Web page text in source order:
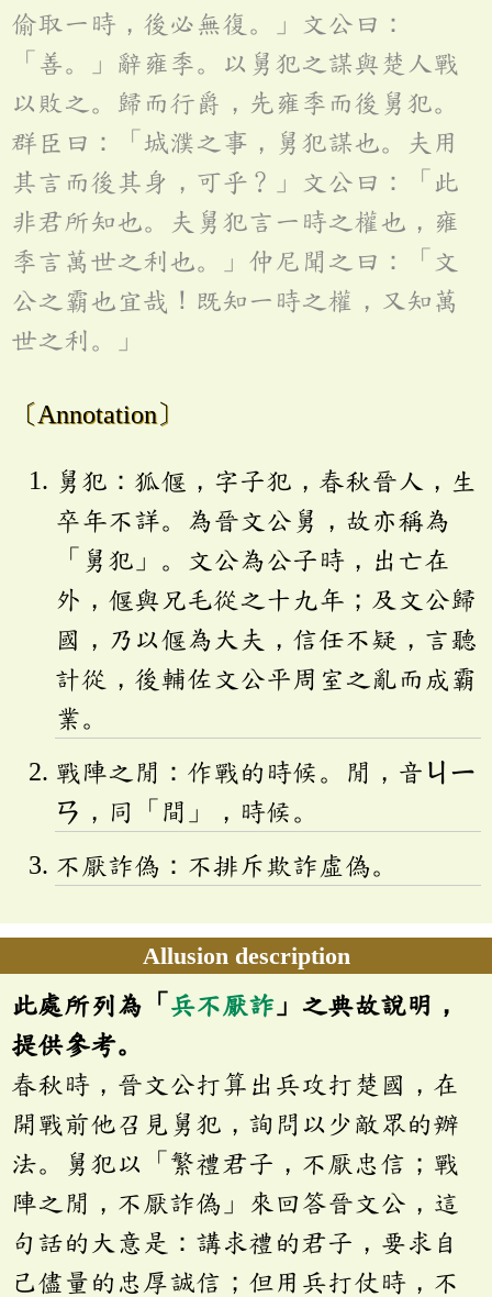
偷取一時，後必無復。」文公曰：
「善。」辭雍季。以舅犯之謀與楚人戰
以敗之。歸而行爵，先雍季而後舅犯。
群臣曰：「城濮之事，舅犯謀也。夫用
其言而後其身，可乎﹖」文公曰：「此
非君所知也。夫舅犯言一時之權也，雍
季言萬世之利也。」仲尼聞之曰：「文
公之霸也宜哉！既知一時之權，又知萬
世之利。」
〔Annotation〕
舅犯：狐偃，字子犯，春秋晉人，生
卒年不詳。為晉文公舅，故亦稱為
「舅犯」。文公為公子時，出亡在
外，偃與兄毛從之十九年；及文公歸
國，乃以偃為大夫，信任不疑，言聽
計從，後輔佐文公平周室之亂而成霸
業。
戰陣之閒：作戰的時候。閒，音 ㄐㄧ
ㄢ ，同「間」，時候。
不厭詐偽：不排斥欺詐虛偽。
Allusion description
此處所列為「 兵不厭詐 」之典故說明，
提供參考。
春秋時，晉文公打算出兵攻打楚國，在
開戰前他召見舅犯，詢問以少敵眾的辦
法。舅犯以「繁禮君子，不厭忠信；戰
陣之閒，不厭詐偽」來回答晉文公，這
句話的大意是：講求禮的君子，要求自
己儘量的忠厚誠信；但用兵打仗時，不